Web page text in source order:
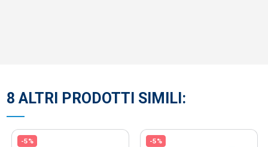
8 ALTRI PRODOTTI SIMILI:
-5% -5%